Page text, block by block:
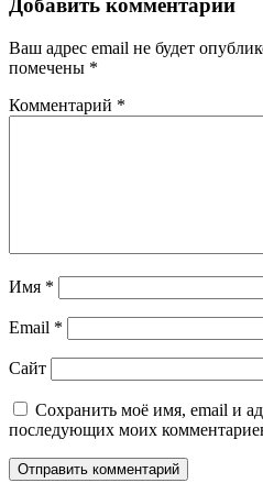
Добавить комментарий
Ваш адрес email не будет
помечены *
Комментарий *
Имя *
Email *
Сайт
Сохранить моё имя, email и
последующих моих